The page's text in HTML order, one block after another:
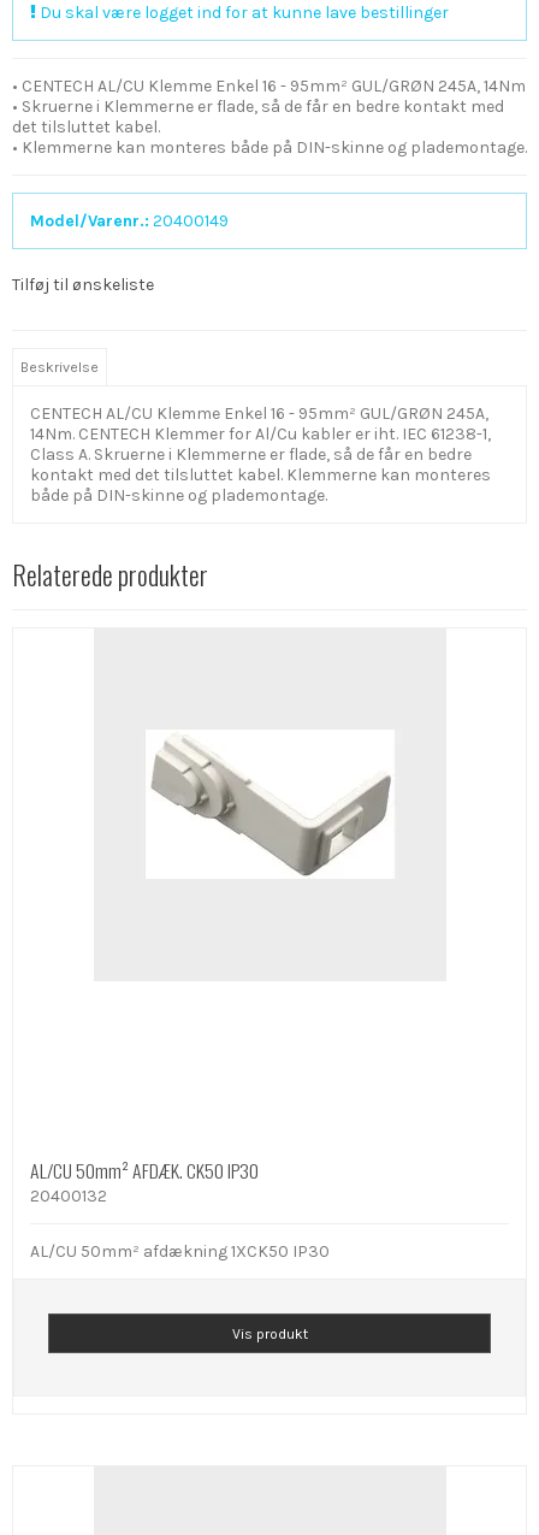
Du skal være logget ind for at kunne lave bestillinger
• CENTECH AL/CU Klemme Enkel 16 - 95mm² GUL/GRØN 245A, 14Nm
• Skruerne i Klemmerne er flade, så de får en bedre kontakt med
det tilsluttet kabel.
• Klemmerne kan monteres både på DIN-skinne og plademontage.
Model/Varenr.: 20400149
Tilføj til ønskeliste
Beskrivelse
CENTECH AL/CU Klemme Enkel 16 - 95mm² GUL/GRØN 245A,
14Nm. CENTECH Klemmer for Al/Cu kabler er iht. IEC 61238-1,
Class A. Skruerne i Klemmerne er flade, så de får en bedre
kontakt med det tilsluttet kabel. Klemmerne kan monteres
både på DIN-skinne og plademontage.
Relaterede produkter
AL/CU 50mm² AFDÆK. CK50 IP30
20400132
AL/CU 50mm² afdækning 1XCK50 IP30
Vis produkt